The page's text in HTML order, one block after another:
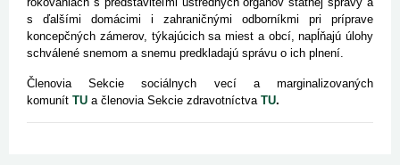
s ďalšími domácimi i zahraničnými odborníkmi pri príprave
koncepčných zámerov, týkajúcich sa miest a obcí, napĺňajú úlohy
schválené snemom a snemu predkladajú správu o ich plnení.
Členovia Sekcie sociálnych vecí a marginalizovaných
komunít TU a členovia Sekcie zdravotníctva TU.